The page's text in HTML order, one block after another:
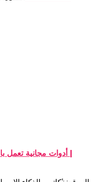
أدوات مجانية تعمل